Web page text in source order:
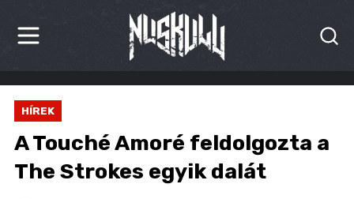
HÍREK
KRITIKÁK
BESZÁMOLÓK
HÍREK
A Touché Amoré feldolgozta a
The Strokes egyik dalát